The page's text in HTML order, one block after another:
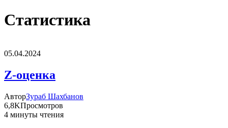
Статистика
05.04.2024
Z-оценка
АвторЗураб Шахбанов
6,8KПросмотров
4 минуты чтения